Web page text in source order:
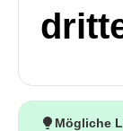
Mögliche